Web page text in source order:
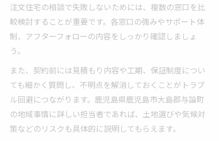
注文住宅の相談で失敗しないためには、複数の窓口を比
較検討することが重要です。各窓口の強みやサポート体
制、アフターフォローの内容をしっかり確認しましょ
う。
また、契約前には見積もり内容や工期、保証制度につい
ても細かく質問し、不明点を解消しておくことがトラブ
ル回避につながります。鹿児島県鹿児島市大島郡与論町
の地域事情に詳しい担当者であれば、土地選びや気候対
策などのリスクも具体的に説明してもらえます。